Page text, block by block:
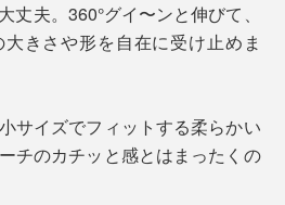
丈夫。360°グイ〜ンと伸びて、
きさや形を自在に受け止めま
サイズでフィットする柔らかい
チのカチッと感とはまったくの